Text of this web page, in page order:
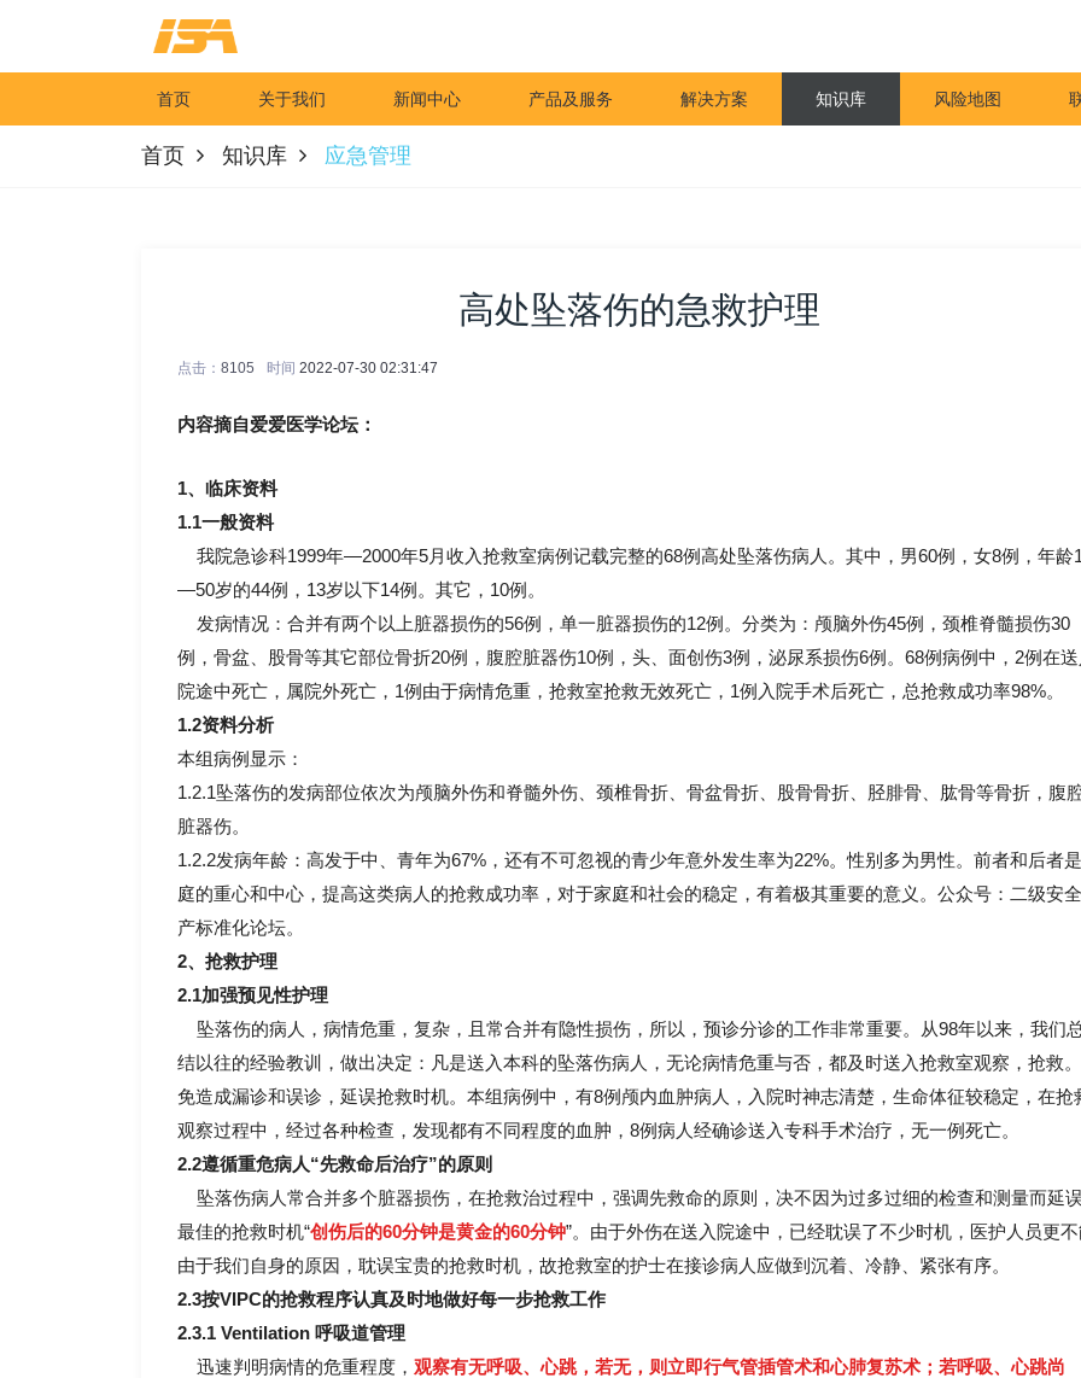
首页 关于我们 新闻中心 产品及服务 解决方案 知识库 风险地图
首页 知识库 应急管理
高处坠落伤的急救护理
点击： 8105 时间 2022-07-30 02:31:47
内容摘自爱爱医学论坛：
1、临床资料
1.1一般资料
我院急诊科1999年—2000年5月收入抢救室病例记载完整的68例高处坠落伤病人。其中，男60例，女8例，年龄
—50岁的44例，13岁以下14例。其它，10例。
发病情况：合并有两个以上脏器损伤的56例，单一脏器损伤的12例。分类为：颅脑外伤45例，颈椎脊髓损伤30
例，骨盆、股骨等其它部位骨折20例，腹腔脏器伤10例，头、面创伤3例，泌尿系损伤6例。68例病例中，2例在送
院途中死亡，属院外死亡，1例由于病情危重，抢救室抢救无效死亡，1例入院手术后死亡，总抢救成功率98%。
1.2资料分析
本组病例显示：
1.2.1坠落伤的发病部位依次为颅脑外伤和脊髓外伤、颈椎骨折、骨盆骨折、股骨骨折、胫腓骨、肱骨等骨折，腹
脏器伤。
1.2.2发病年龄：高发于中、青年为67%，还有不可忽视的青少年意外发生率为22%。性别多为男性。前者和后者
庭的重心和中心，提高这类病人的抢救成功率，对于家庭和社会的稳定，有着极其重要的意义。公众号：二级安
产标准化论坛。
2、抢救护理
2.1加强预见性护理
坠落伤的病人，病情危重，复杂，且常合并有隐性损伤，所以，预诊分诊的工作非常重要。从98年以来，我们总
结以往的经验教训，做出决定：凡是送入本科的坠落伤病人，无论病情危重与否，都及时送入抢救室观察，抢救
免造成漏诊和误诊，延误抢救时机。本组病例中，有8例颅内血肿病人，入院时神志清楚，生命体征较稳定，在抢
观察过程中，经过各种检查，发现都有不同程度的血肿，8例病人经确诊送入专科手术治疗，无一例死亡。
2.2遵循重危病人“先救命后治疗”的原则
坠落伤病人常合并多个脏器损伤，在抢救治过程中，强调先救命的原则，决不因为过多过细的检查和测量而延
最佳的抢救时机“创伤后的60分钟是黄金的60分钟”。由于外伤在送入院途中，已经耽误了不少时机，医护人员更
由于我们自身的原因，耽误宝贵的抢救时机，故抢救室的护士在接诊病人应做到沉着、冷静、紧张有序。
2.3按VIPC的抢救程序认真及时地做好每一步抢救工作
2.3.1 Ventilation 呼吸道管理
迅速判明病情的危重程度， 观察有无呼吸、心跳，若无，则立即行气管插管术和心肺复苏术；若呼吸、心跳尚